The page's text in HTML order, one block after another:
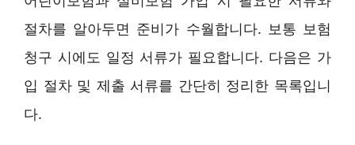
절차를 알아두면 준비가 수월합니다. 보통 보험
청구 시에도 일정 서류가 필요합니다. 다음은 가
입 절차 및 제출 서류를 간단히 정리한 목록입니
다.